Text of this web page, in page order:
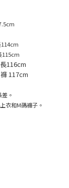
114cm
115cm
116cm
117cm
。
衣和M碼褲子。